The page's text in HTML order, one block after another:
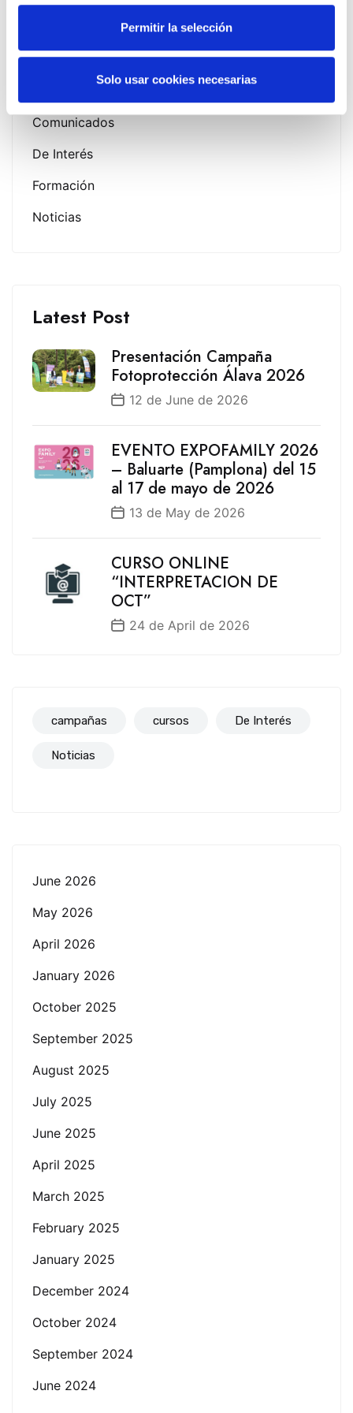
Permitir la selección
Solo usar cookies necesarias
Ciudadanos
Comunicados
De Interés
Formación
Noticias
Latest Post
Presentación Campaña
Fotoprotección Álava 2026
12 de June de 2026
EVENTO EXPOFAMILY 2026
– Baluarte (Pamplona) del 15
al 17 de mayo de 2026
13 de May de 2026
CURSO ONLINE
“INTERPRETACION DE
OCT”
24 de April de 2026
campañas cursos De Interés
Noticias
June 2026
May 2026
April 2026
January 2026
October 2025
September 2025
August 2025
July 2025
June 2025
April 2025
March 2025
February 2025
January 2025
December 2024
October 2024
September 2024
June 2024